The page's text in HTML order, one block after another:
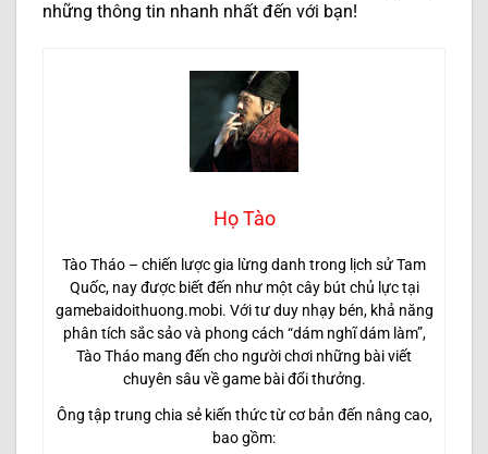
những thông tin nhanh nhất đến với bạn!
Họ Tào
Tào Tháo – chiến lược gia lừng danh trong lịch sử Tam
Quốc, nay được biết đến như một cây bút chủ lực tại
gamebaidoithuong.mobi. Với tư duy nhạy bén, khả năng
phân tích sắc sảo và phong cách “dám nghĩ dám làm”,
Tào Tháo mang đến cho người chơi những bài viết
chuyên sâu về game bài đổi thưởng.
Ông tập trung chia sẻ kiến thức từ cơ bản đến nâng cao,
bao gồm: